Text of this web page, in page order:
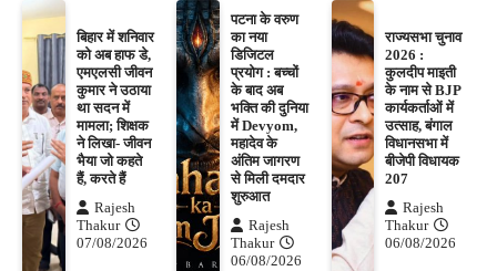
बिहार में शनिवार
को अब हाफ डे,
एमएलसी जीवन
कुमार ने उठाया
था सदन में
मामला; शिक्षक
ने लिखा- जीवन
भैया जो कहते
हैं, करते हैं
Rajesh
Thakur
07/08/2026
पटना के वरुण
का नया
डिजिटल
प्रयोग : बच्चों
के बाद अब
भक्ति की दुनिया
में Devyom,
महादेव के
अंतिम जागरण
से मिली दमदार
शुरुआत
Rajesh
Thakur
06/08/2026
राज्यसभा चुनाव
2026 :
कुलदीप माइती
के नाम से BJP
कार्यकर्ताओं में
उत्साह, बंगाल
विधानसभा में
बीजेपी विधायक
207
Rajesh
Thakur
06/08/2026